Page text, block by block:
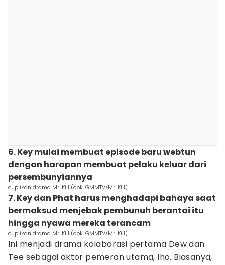
6. Key mulai membuat episode baru webtun
dengan harapan membuat pelaku keluar dari
persembunyiannya
cuplikan drama Mr. Kill (dok. GMMTV/Mr. Kill)
7. Key dan Phat harus menghadapi bahaya saat
bermaksud menjebak pembunuh berantai itu
hingga nyawa mereka terancam
cuplikan drama Mr. Kill (dok. GMMTV/Mr. Kill)
Ini menjadi drama kolaborasi pertama Dew dan
Tee sebagai aktor pemeran utama, lho. Biasanya,